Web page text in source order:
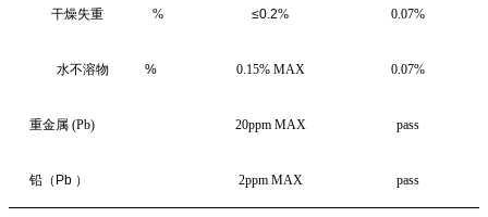
干燥失重 % ≤0.2% 0.07%
水不溶物 % 0.15% MAX 0.07%
重金属 (Pb) 20ppm MAX pass
铅（ Pb ） 2ppm MAX pass